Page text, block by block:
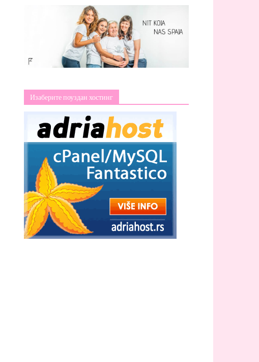
Изаберите поуздан хостинг